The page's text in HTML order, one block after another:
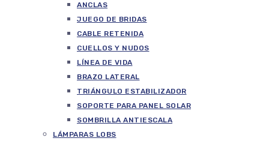
ANCLAS
JUEGO DE BRIDAS
CABLE RETENIDA
CUELLOS Y NUDOS
LÍNEA DE VIDA
BRAZO LATERAL
TRIÁNGULO ESTABILIZADOR
SOPORTE PARA PANEL SOLAR
SOMBRILLA ANTIESCALA
LÁMPARAS LOBS